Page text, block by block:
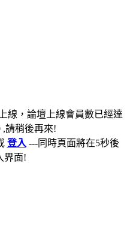
線，論壇上線會員數已經達
,請稍後再來!
登入 ---同時頁面將在5秒後
界面!